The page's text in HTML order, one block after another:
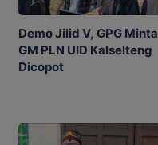
Demo Jilid V, GPG Minta
GM PLN UID Kalselteng
Dicopot